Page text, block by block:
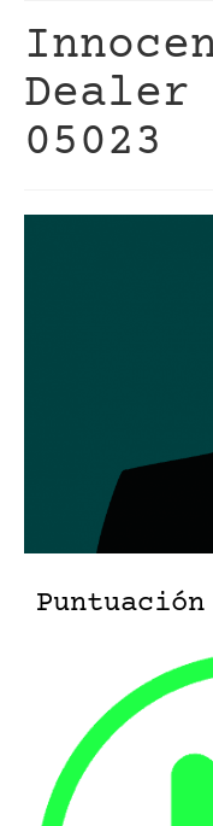
Dealer
05023
Puntuación